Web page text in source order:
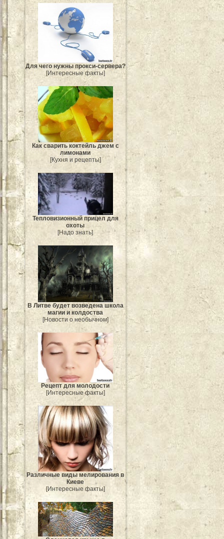
Для чего нужны прокси-сервера?
[Интересные факты]
Как сварить коктейль джем с
лимонами
[Кухня и рецепты]
Тепловизионный прицел для
охоты
[Надо знать]
В Литве будет возведена школа
магии и колдоства
[Новости о необычном]
Рецепт для молодости
[Интересные факты]
Различные виды мелирования в
Киеве
[Интересные факты]